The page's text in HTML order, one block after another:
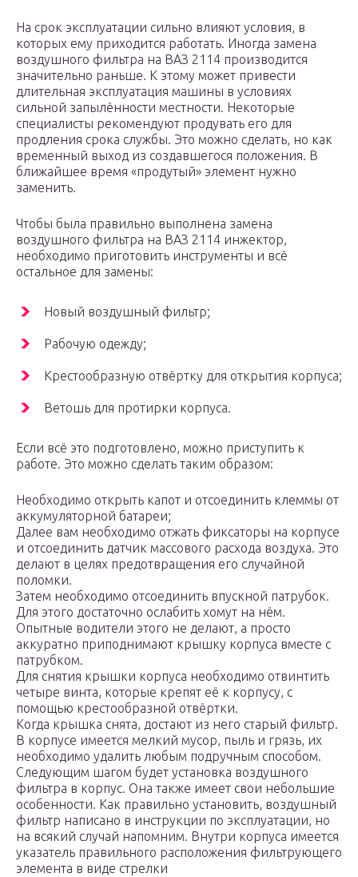
На срок эксплуатации сильно влияют условия, в
которых ему приходится работать. Иногда замена
воздушного фильтра на ВАЗ 2114 производится
значительно раньше. К этому может привести
длительная эксплуатация машины в условиях
сильной запылённости местности. Некоторые
специалисты рекомендуют продувать его для
продления срока службы. Это можно сделать, но как
временный выход из создавшегося положения. В
ближайшее время «продутый» элемент нужно
заменить.
Чтобы была правильно выполнена замена
воздушного фильтра на ВАЗ 2114 инжектор,
необходимо приготовить инструменты и всё
остальное для замены:
Новый воздушный фильтр;
Рабочую одежду;
Крестообразную отвёртку для открытия корпуса;
Ветошь для протирки корпуса.
Если всё это подготовлено, можно приступить к
работе. Это можно сделать таким образом:
Необходимо открыть капот и отсоединить клеммы от
аккумуляторной батареи;
Далее вам необходимо отжать фиксаторы на корпусе
и отсоединить датчик массового расхода воздуха. Это
делают в целях предотвращения его случайной
поломки.
Затем необходимо отсоединить впускной патрубок.
Для этого достаточно ослабить хомут на нём.
Опытные водители этого не делают, а просто
аккуратно приподнимают крышку корпуса вместе с
патрубком.
Для снятия крышки корпуса необходимо отвинтить
четыре винта, которые крепят её к корпусу, с
помощью крестообразной отвёртки.
Когда крышка снята, достают из него старый фильтр.
В корпусе имеется мелкий мусор, пыль и грязь, их
необходимо удалить любым подручным способом.
Следующим шагом будет установка воздушного
фильтра в корпус. Она также имеет свои небольшие
особенности. Как правильно установить, воздушный
фильтр написано в инструкции по эксплуатации, но
на всякий случай напомним. Внутри корпуса имеется
указатель правильного расположения фильтрующего
элемента в виде стрелки